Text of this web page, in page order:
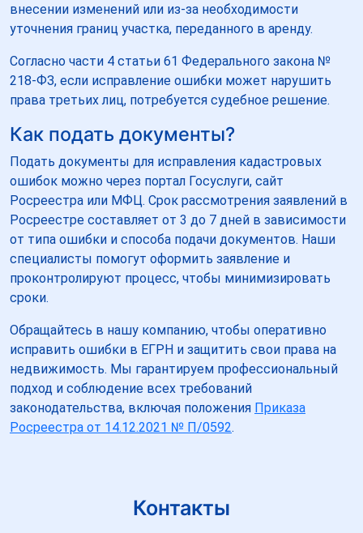
внесении изменений или из-за необходимости
уточнения границ участка, переданного в аренду.
Согласно части 4 статьи 61 Федерального закона №
218-ФЗ, если исправление ошибки может нарушить
права третьих лиц, потребуется судебное решение.
Как подать документы?
Подать документы для исправления кадастровых
ошибок можно через портал Госуслуги, сайт
Росреестра или МФЦ. Срок рассмотрения заявлений в
Росреестре составляет от 3 до 7 дней в зависимости
от типа ошибки и способа подачи документов. Наши
специалисты помогут оформить заявление и
проконтролируют процесс, чтобы минимизировать
сроки.
Обращайтесь в нашу компанию, чтобы оперативно
исправить ошибки в ЕГРН и защитить свои права на
недвижимость. Мы гарантируем профессиональный
подход и соблюдение всех требований
законодательства, включая положения Приказа
Росреестра от 14.12.2021 № П/0592.
Контакты